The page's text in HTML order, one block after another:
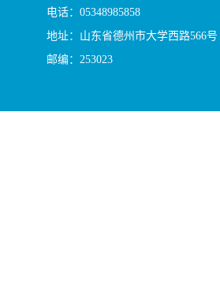
电话：05348985858
地址：山东省德州市大学西路566号
邮编：253023